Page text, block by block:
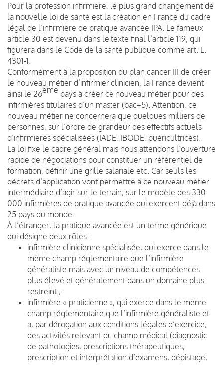
Pour la profession infirmière, le plus grand changement de
la nouvelle loi de santé est la création en France du cadre
légal de l’infirmière de pratique avancée IPA. Le fameux
article 30 est devenu dans le texte final l’article 119, qui
figurera dans le Code de la santé publique comme art. L.
4301-1.
Conformément à la proposition du plan cancer III de créer
le nouveau métier d’infirmier clinicien, la France devient
ainsi le 26ème pays à créer ce nouveau métier pour des
infirmières titulaires d’un master (bac+5). Attention, ce
nouveau métier ne concernera que quelques milliers de
personnes, sur l’ordre de grandeur des effectifs actuels
d’infirmières spécialisées (IADE, IBODE, puéricultrices).
La loi fixe le cadre général mais nous attendons l’ouverture
rapide de négociations pour constituer un référentiel de
formation, définir une grille salariale etc. Car seuls les
décrets d’application vont permettre à ce nouveau métier
intermédiaire d’agir sur le terrain, sur le modèle des 330
000 infirmières de pratique avancée qui exercent déjà dans
25 pays du monde.
À l’étranger, la pratique avancée est un terme générique
qui désigne deux rôles :
infirmière clinicienne spécialisée, qui exerce dans le
même champ réglementaire que l’infirmière
généraliste mais avec un niveau de compétences
plus élevé et généralement dans un domaine plus
restreint ;
infirmière « praticienne », qui exerce dans le même
champ réglementaire que l’infirmière généraliste et
a, par dérogation aux conditions légales d’exercice,
des activités relevant du champ médical (diagnostic
de pathologies, prescriptions thérapeutiques,
prescription et interprétation d’examens, dépistage,